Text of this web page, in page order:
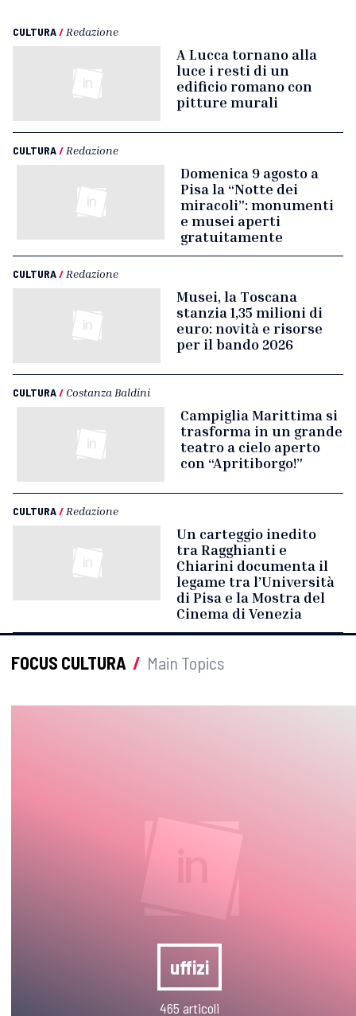
CULTURA/ Redazione
A Lucca tornano alla
luce i resti di un
edificio romano con
pitture murali
CULTURA/ Redazione
Domenica 9 agosto a
Pisa la “Notte dei
miracoli”: monumenti
e musei aperti
gratuitamente
CULTURA/ Redazione
Musei, la Toscana
stanzia 1,35 milioni di
euro: novità e risorse
per il bando 2026
CULTURA/ Costanza Baldini
Campiglia Marittima si
trasforma in un grande
teatro a cielo aperto
con “Apritiborgo!”
CULTURA/ Redazione
Un carteggio inedito
tra Ragghianti e
Chiarini documenta il
legame tra l’Università
di Pisa e la Mostra del
Cinema di Venezia
FOCUS CULTURA / Main Topics
uffizi
465 articoli